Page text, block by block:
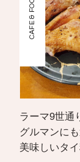
CAFE & FOOD
ラーマ9世通
グルマンに
美味しいタ